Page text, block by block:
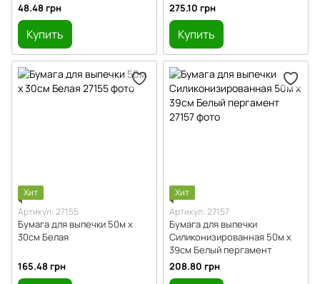
48.48 грн
Купить
275.10 грн
Купить
Хит
Артикул: 27155
Бумага для выпечки 50м х
30см Белая
165.48 грн
Хит
Артикул: 27157
Бумага для выпечки
Силиконизированная 50м х
39см Белый пергамент
208.80 грн